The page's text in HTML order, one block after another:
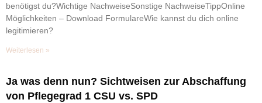
benötigst du?Wichtige NachweiseSonstige NachweiseTippOnline
Möglichkeiten – Download FormulareWie kannst du dich online
legitimieren?
Weiterlesen »
Ja was denn nun? Sichtweisen zur Abschaffung
von Pflegegrad 1 CSU vs. SPD